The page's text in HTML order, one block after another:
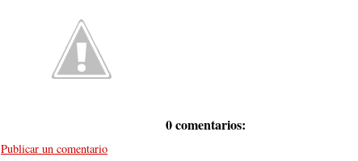
0 comentarios:
Publicar un comentario